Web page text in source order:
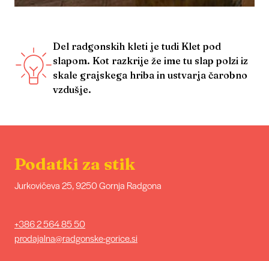
Del radgonskih kleti je tudi Klet pod
slapom. Kot razkrije že ime tu slap polzi iz
skale grajskega hriba in ustvarja čarobno
vzdušje.
Podatki za stik
Jurkovičeva 25, 9250 Gornja Radgona
+386 2 564 85 50
prodajalna@radgonske-gorice.si